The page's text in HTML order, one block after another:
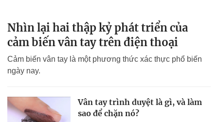
Nhìn lại hai thập kỷ phát triển của
cảm biến vân tay trên điện thoại
Cảm biến vân tay là một phương thức xác thực phổ biến
ngày nay.
Vân tay trình duyệt là gì, và làm
sao để chặn nó?